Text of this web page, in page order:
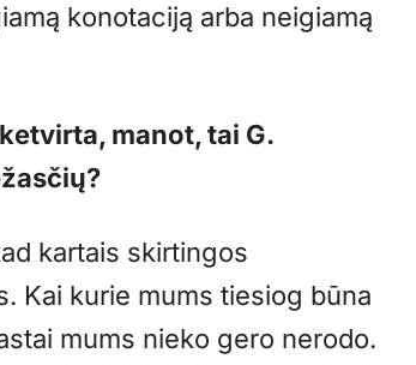
konotaciją arba neigiamą
manot, tai G.
kartais skirtingos
Kai kurie mums tiesiog būna
mums nieko gero nerodo.